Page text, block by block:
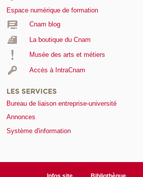
Espace numérique de formation
Cnam blog
La boutique du Cnam
Musée des arts et métiers
Accès à IntraCnam
LES SERVICES
Bureau de liaison entreprise-université
Annonces
Système d'information